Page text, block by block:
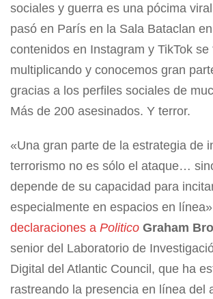
sociales y guerra es una pócima
pasó en París en la Sala Bataclan
contenidos en Instagram y TikTok se
multiplicando y conocemos gran
gracias a los perfiles sociales de
Más de 200 asesinados. Y terror.
«Una gran parte de la estrategia de
terrorismo no es sólo el ataque…
depende de su capacidad para
especialmente en espacios en
declaraciones a Politico Graham
senior del Laboratorio de
Digital del Atlantic Council, que ha
rastreando la presencia en línea del